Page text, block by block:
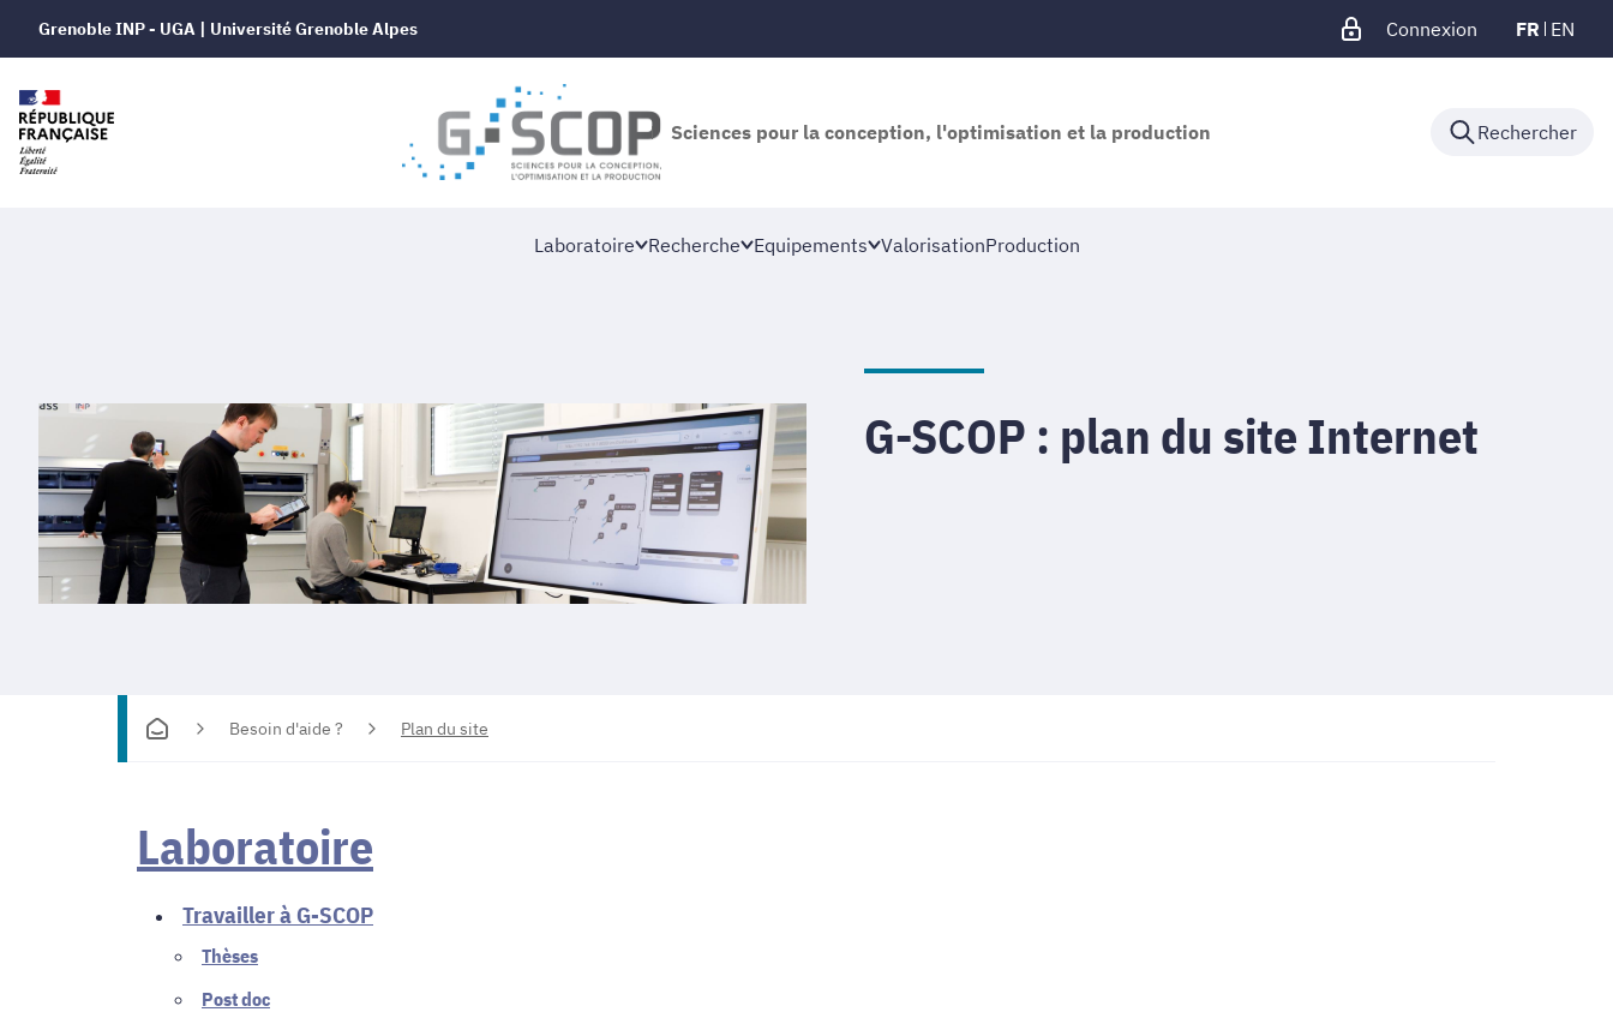
Grenoble INP - UGA | Université Grenoble Alpes Connexion FR EN
Sciences pour la conception, l'optimisation et la production Rechercher
Laboratoire Recherche Equipements ValorisationProduction
G-SCOP : plan du site Internet
Besoin d'aide ? Plan du site
Laboratoire
Travailler à G-SCOP
Thèses
Post doc